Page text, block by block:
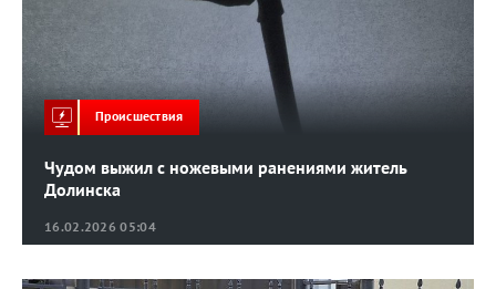
16.02.2026 05:04
Чудом выжил с ножевыми ранениями житель
Долинска
Происшествия